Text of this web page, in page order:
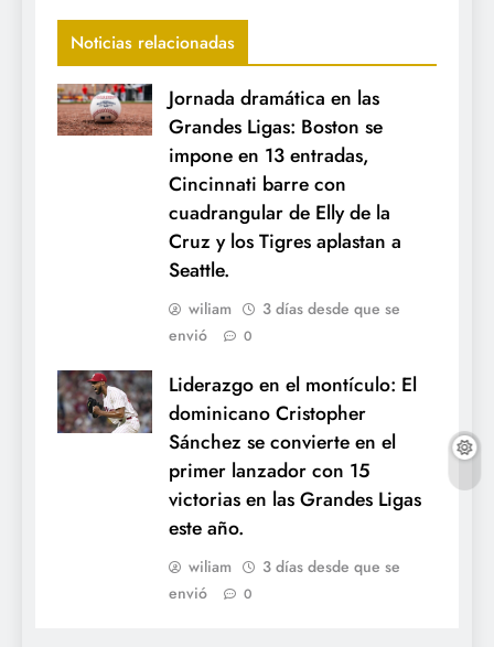
Noticias relacionadas
Jornada dramática en las
Grandes Ligas: Boston se
impone en 13 entradas,
Cincinnati barre con
cuadrangular de Elly de la
Cruz y los Tigres aplastan a
Seattle.
wiliam
3 días desde que se
envió
0
Liderazgo en el montículo: El
dominicano Cristopher
Sánchez se convierte en el
primer lanzador con 15
victorias en las Grandes Ligas
este año.
wiliam
3 días desde que se
envió
0